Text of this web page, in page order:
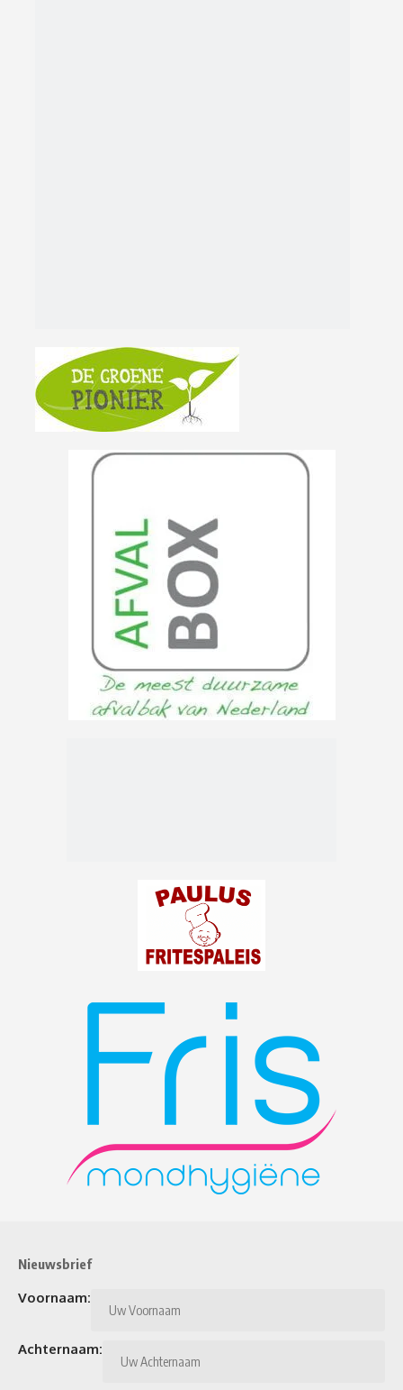
Nieuwsbrief
Voornaam:
Achternaam: